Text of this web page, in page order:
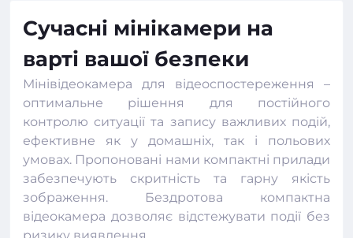
Сучасні мінікамери на
варті вашої безпеки
Мінівідеокамера для відеоспостереження –
оптимальне рішення для постійного
контролю ситуації та запису важливих подій,
ефективне як у домашніх, так і польових
умовах. Пропоновані нами компактні прилади
забезпечують скритність та гарну якість
зображення. Бездротова компактна
відеокамера дозволяє відстежувати події без
ризику виявлення.